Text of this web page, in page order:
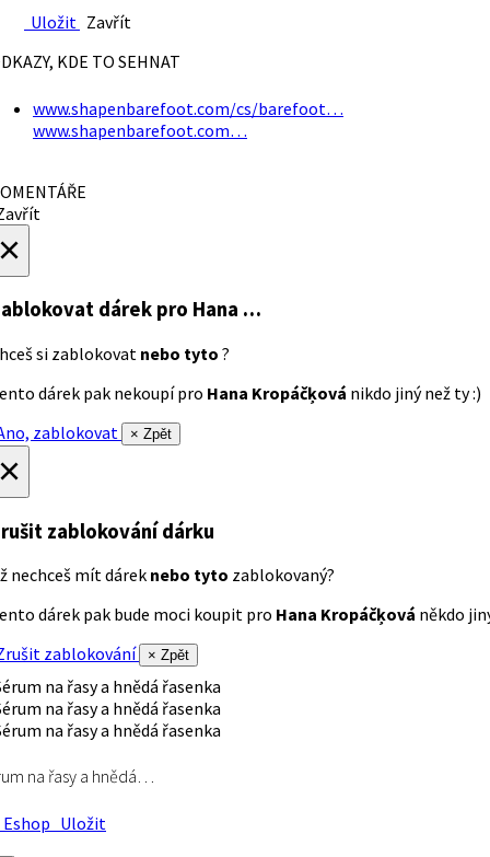
Uložit Zavřít
KDE TO SEHNAT
www.shapenbarefoot.com/cs/barefoot…
www.shapenbarefoot.com…
dárek pro Hana …
si zablokovat nebo tyto ?
dárek pak nekoupí pro Hana Kropáčķová nikdo jiný než ty :)
zablokovat
× Zpět
zablokování dárku
nechceš mít dárek nebo tyto zablokovaný?
dárek pak bude moci koupit pro Hana Kropáčķová někdo
zablokování
× Zpět
na řasy a hnědá…
Uložit